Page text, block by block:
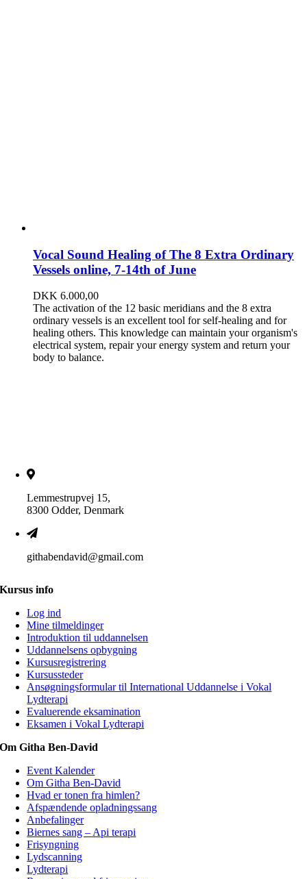
Vocal Sound Healing of The 8 Extra Ordinary
Vessels online, 7-14th of June
DKK 6.000,00
The activation of the 12 basic meridians and the 8 extra
ordinary vessels is an excellent tool for self-healing and for
healing others. This knowledge can maintain your organism's
electrical system, repair your energy system and return your
body to balance.
Lemmestrupvej 15,
8300 Odder, Denmark
githabendavid@gmail.com
Kursus info
Log ind
Mine tilmeldinger
Introduktion til uddannelsen
Uddannelsens opbygning
Kursusregistrering
Kursussteder
Ansøgningsformular til International Uddannelse i Vokal
Lydterapi
Evaluerende eksamination
Eksamen i Vokal Lydterapi
Om Githa Ben-David
Event Kalender
Om Githa Ben-David
Hvad er tonen fra himlen?
Afspændende opladningssang
Anbefalinger
Biernes sang – Api terapi
Frisyngning
Lydscanning
Lydterapi